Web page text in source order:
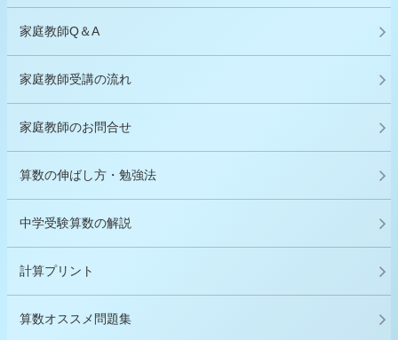
家庭教師Q＆A
家庭教師受講の流れ
家庭教師のお問合せ
算数の伸ばし方・勉強法
中学受験算数の解説
計算プリント
算数オススメ問題集